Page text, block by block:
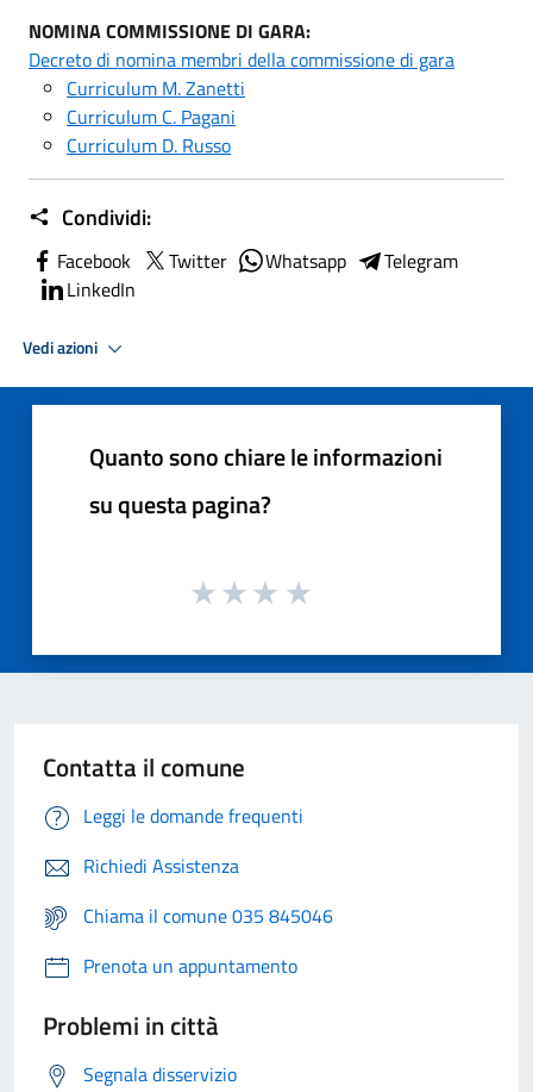
NOMINA COMMISSIONE DI GARA:
Decreto di nomina membri della commissione di gara
Curriculum M. Zanetti
Curriculum C. Pagani
Curriculum D. Russo
Condividi:
Facebook Twitter Whatsapp
Telegram
LinkedIn
Vedi azioni
Quanto sono chiare le informazioni
su questa pagina?
Contatta il comune
Leggi le domande frequenti
Richiedi Assistenza
Chiama il comune 035 845046
Prenota un appuntamento
Problemi in città
Segnala disservizio